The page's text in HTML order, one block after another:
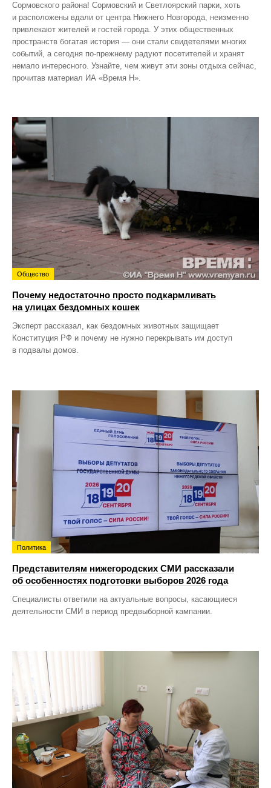
Сормовского района! Сормовский и Светлоярский парки, хоть
и расположены вдали от центра Нижнего Новгорода, неизменно
привлекают жителей и гостей города. У этих общественных
пространств богатая история — они стали свидетелями многих
событий, а сегодня по‑прежнему радуют посетителей и хранят
немало интересного. Узнайте, чем живут эти зоны отдыха сейчас,
прочитав материал ИА «Время Н».
Общество
Почему недостаточно просто подкармливать
на улицах бездомных кошек
Эксперт рассказал, как бездомных животных защищает
Конституция РФ и почему не нужно перекрывать им доступ
в подвалы домов.
Политика
Представителям нижегородских СМИ рассказали
об особенностях подготовки выборов 2026 года
Специалисты ответили на актуальные вопросы, касающиеся
деятельности СМИ в период предвыборной кампании.